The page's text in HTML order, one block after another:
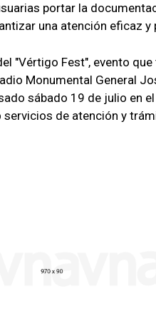
portar la
una atención eficaz y
"Vértigo Fest", evento
Monumental General
sábado 19 de julio en
servicios de atención y